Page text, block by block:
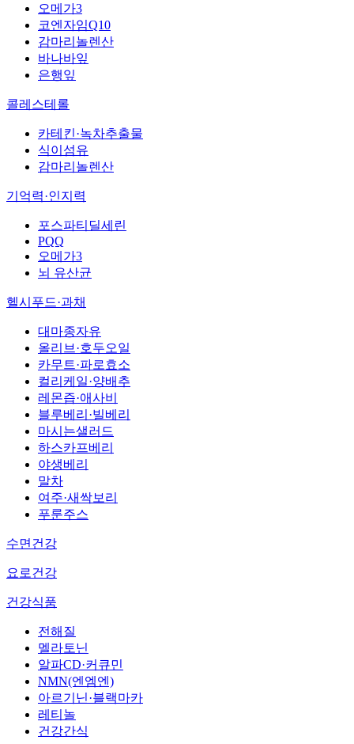
오메가3
코엔자임Q10
감마리놀렌산
바나바잎
은행잎
콜레스테롤
카테킨·녹차추출물
식이섬유
감마리놀렌산
기억력·인지력
포스파티딜세린
PQQ
오메가3
뇌 유산균
헬시푸드·과채
대마종자유
올리브·호두오일
카무트·파로효소
컬리케일·양배추
레몬즙·애사비
블루베리·빌베리
마시는샐러드
하스카프베리
야생베리
말차
여주·새싹보리
푸룬주스
수면건강
요로건강
건강식품
전해질
멜라토닌
알파CD·커큐민
NMN(엔엠엔)
아르기닌·블랙마카
레티놀
건강간식